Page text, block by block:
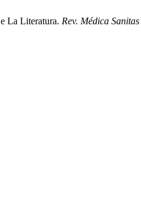
La Literatura. Rev. Médica Sanitas